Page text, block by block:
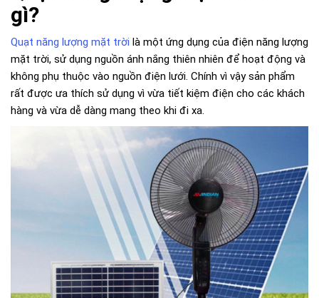
gì?
Quạt năng lượng mặt trời là một ứng dụng của điện năng lượng
mặt trời, sử dụng nguồn ánh nắng thiên nhiên để hoạt động và
không phụ thuộc vào nguồn điện lưới. Chính vì vậy sản phẩm
rất được ưa thích sử dụng vì vừa tiết kiệm điện cho các khách
hàng và vừa dễ dàng mang theo khi đi xa.